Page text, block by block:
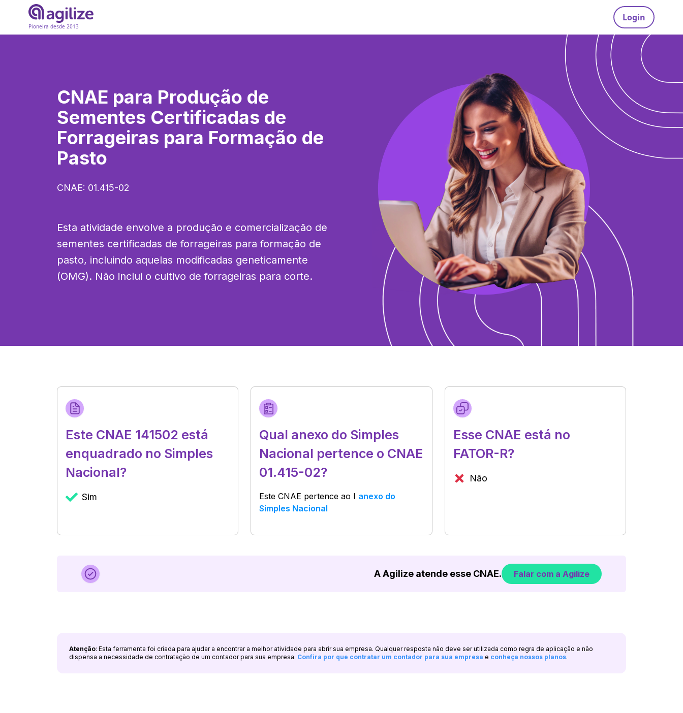
Pioneira desde 2013
Login
CNAE para Produção de
Sementes Certificadas de
Forrageiras para Formação de
Pasto
CNAE: 01.415-02
Esta atividade envolve a produção e comercialização de
sementes certificadas de forrageiras para formação de
pasto, incluindo aquelas modificadas geneticamente
(OMG). Não inclui o cultivo de forrageiras para corte.
Este CNAE 141502 está
enquadrado no Simples
Nacional?
Sim
Qual anexo do Simples
Nacional pertence o CNAE
01.415-02?
Este CNAE pertence ao I anexo do
Simples Nacional
Esse CNAE está no
FATOR-R?
Não
A Agilize atende esse CNAE. Falar com a Agilize
Atenção: Esta ferramenta foi criada para ajudar a encontrar a melhor atividade para abrir sua empresa. Qualquer resposta não deve ser utilizada como regra de aplicação e não
dispensa a necessidade de contratação de um contador para sua empresa. Confira por que contratar um contador para sua empresa e conheça nossos planos.